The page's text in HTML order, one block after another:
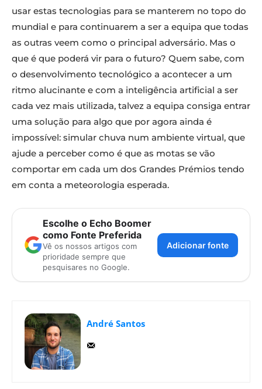
usar estas tecnologias para se manterem no topo do
mundial e para continuarem a ser a equipa que todas
as outras veem como o principal adversário. Mas o
que é que poderá vir para o futuro? Quem sabe, com
o desenvolvimento tecnológico a acontecer a um
ritmo alucinante e com a inteligência artificial a ser
cada vez mais utilizada, talvez a equipa consiga entrar
uma solução para algo que por agora ainda é
impossível: simular chuva num ambiente virtual, que
ajude a perceber como é que as motas se vão
comportar em cada um dos Grandes Prémios tendo
em conta a meteorologia esperada.
Escolhe o Echo Boomer
como Fonte Preferida
Vê os nossos artigos com
prioridade sempre que
pesquisares no Google.
Adicionar fonte
André Santos